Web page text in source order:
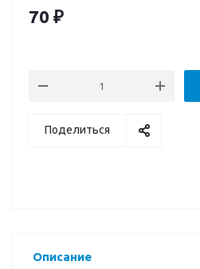
70 ₽
Поделиться
Описание